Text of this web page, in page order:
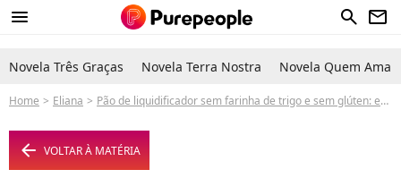
menu search newsletter
Novela Três Graças Novela Terra Nostra Novela Quem Ama
Home Eliana Pão de liquidificador sem farinha de trigo e sem glúten: essa receita da Eliana foi a salvação da minha dieta e nunca mais me senti estufado depois do café da manhã
arrow_left VOLTAR À MATÉRIA